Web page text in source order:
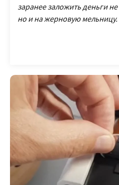
заранее заложить деньги
но и на жерновую мельницу.